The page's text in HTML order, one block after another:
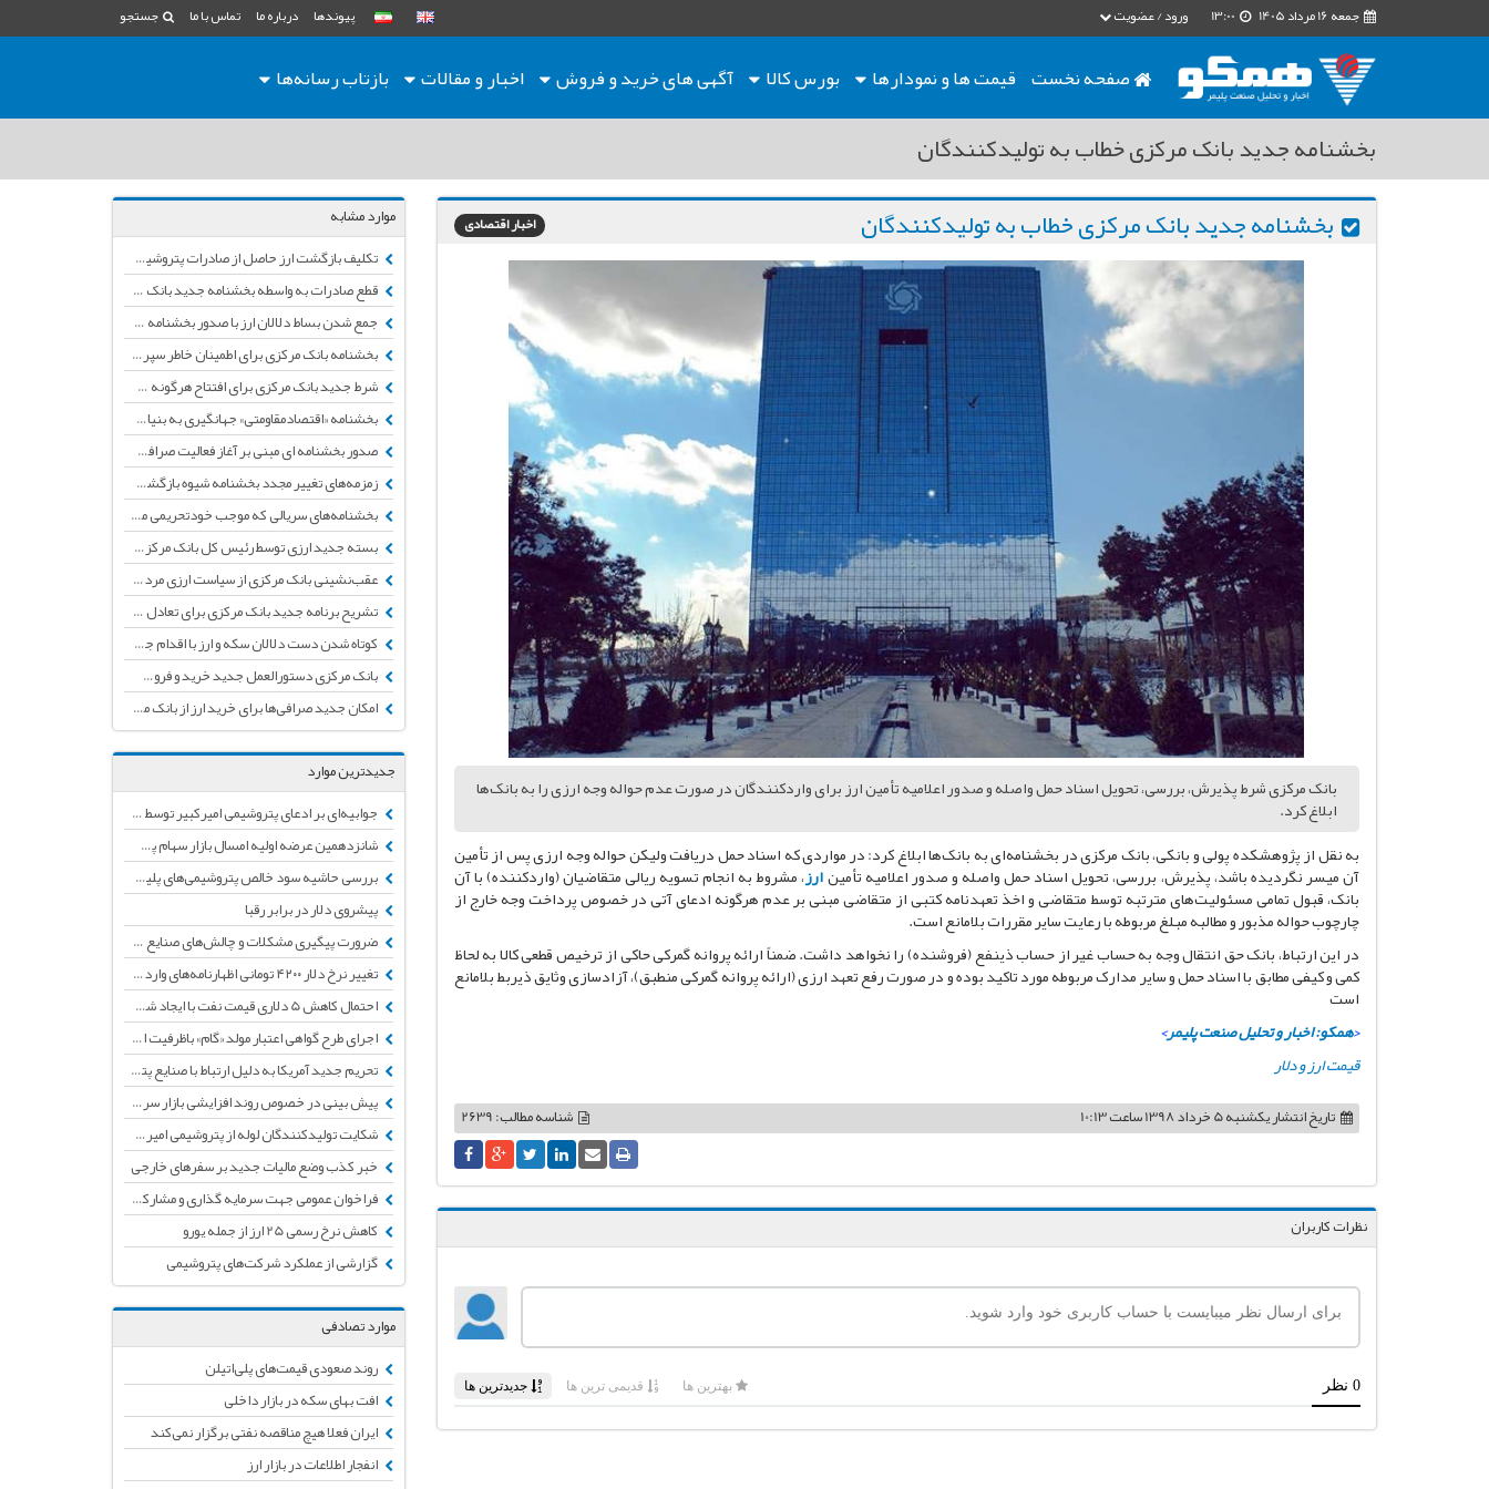
پیوندها درباره ما تماس با ما جستجو جمعه 16 مرداد 1405 ورود / عضویت
صفحه نخست قیمت هاو نمودارها بورس کالا آگهی های خرید و فروش اخبار و مقالات بازتاب رسانه‌ها
بخشنامه جدید بانک مرکزی خطاب به تولیدکنندگان
اخبار اقتصادی بخشنامه جدید بانک مرکزی خطاب به تولیدکنندگان
بانک مرکزی شرط پذیرش، بررسی، تحویل اسناد حمل واصله و صدور اعلامیه تأمین ارز برای واردکنندگان در صورت عدم حواله وجه ارزی را به بانک‌ها
ابلاغ کرد.
به نقل از پژوهشکده پولی و بانکی، بانک مرکزی در بخشنامه‌ای به بانک‌ها ابلاغ کرد: در مواردی که اسناد حمل دریافت ولیکن حواله وجه ارزی پس از تأمین
آن میسر نگردیده باشد، پذیرش، بررسی، تحویل اسناد حمل واصله و صدور اعلامیه تأمینارز، مشروط به انجام تسویه ریالی متقاضیان (واردکننده) با آن
بانک، قبول تمامی مسئولیت‌های مترتبه توسط متقاضی و اخذ تعهدنامه کتبی از متقاضی مبنی بر عدم هرگونه ادعای آتی در خصوص پرداخت وجه خارج از
چارچوب حواله مذبور و مطالبه مبلغ مربوطه با رعایت سایر مقررات بلامانع است.
در این ارتباط، بانک حق انتقال وجه به حساب غیر از حساب ذینفع (فروشنده) را نخواهد داشت. ضمناً ارائه پروانه گمرکی حاکی از ترخیص قطعی کالا به لحاظ
کمی و کیفی مطابق با اسناد حمل و سایر مدارک مربوطه مورد تاکید بوده و در صورت رفع تعهد ارزی (ارائه پروانه گمرکی منطبق)، آزادسازی وثایق ذیربط بلامانع
است
<همکو: اخبار و تحلیل صنعت پلیمر>
قیمت ارز و دلار
شناسه مطالب: 2639 تاریخ انتشاریکشنبه 5 خرداد 1398 ساعت 10:13
نظرات کاربران
موارد مشابه
تکلیف بازگشت ارز حاصل از صادرات پتروشیمی‌ها در بخشنامه‌ی جدید بانک مرکزی
قطع صادرات به واسطه بخشنامه جدید بانک مرکزی/صدای اعتراض تجار بلند شد
جمع شدن بساط دلالان ارز با صدور بخشنامه جدید بانک مرکزی
بخشنامه بانک مرکزی برای اطمینان خاطر سپرده‌گذاران ارزی
شرط جدید بانک مرکزی برای افتتاح هرگونه حساب در بانک‌ها و موسسات اعتباری
بخشنامه «اقتصادمقاومتی» جهانگیری به بنیادها و قرارگاه‌ها
صدور بخشنامه ای مبنی بر آغاز فعالیت صرافی ها در کنار سامانه نیما
زمزمه‌های تغییر مجدد بخشنامه شیوه بازگشت ارز حاصل از صادرات
بخشنامه‌های سریالی که موجب خودتحریمی می شود
بسته جدید ارزی توسط رئیس کل بانک مرکزی تشریح شد
عقب‌نشینی بانک مرکزی از سیاست ارزی مرداد با صدور ابلاغیه ای جدید
تشریح برنامه‌ جدید بانک مرکزی برای تعادل در بازار ارز
کوتاه شدن دست دلالان سکه و ارز با اقدام جدید بانک مرکزی
بانک مرکزی دستورالعمل جدید خرید و فروش ارز برای صرافی‌ها را اعلام کرد
امکان جدید صرافی‌ها برای خرید ارز از بانک مرکزی و صدور حواله برای واردکنندگان
جدیدترین موارد
جوابیه‌ای بر ادعای پتروشیمی امیرکبیر توسط انجمن تولید کنندگان لوله و اتصالات پلی‌اتیلن
شانزدهمین عرضه اولیه امسال بازار سهام پس از چند ماه توقف
بررسی حاشیه سود خالص پتروشیمی‌های پلیمرساز + جدول
پیشروی دلار در برابر رقبا
ضرورت پیگیری مشکلات و چالش‌های صنایع پایین دستی پتروشیمی
تغییر نرخ دلار ۴۲۰۰ تومانی اظهارنامه‌های وارداتی به دلار نیمایی
احتمال کاهش 5 دلاری قیمت نفت با ایجاد شوک شیوع ویروس مرگبار کرونا
اجرای طرح گواهی اعتبار مولد «گام» باظرفیت اولیه50 هزار میلیاردتومان تأمین اعتبار شد
تحریم جدید آمریکا به دلیل ارتباط با صنایع پتروشیمی ایران
پیش بینی در خصوص روند افزایشی بازار سرمایه طی ماه‌های آتی
شکایت تولیدکنندگان لوله از پتروشیمی امیرکبیر به دلیل مشکلات کیفی و نداشتن تائیدیه
خبر کذب وضع مالیات جدید بر سفرهای خارجی
فراخوان عمومی جهت سرمایه گذاری و مشارکت در طرح "متانول به پروپیلن(MTP)"
کاهش نرخ رسمی 25 ارز از جمله یورو
گزارشی از عملکرد شرکت‌های پتروشیمی
موارد تصادفی
روند صعودی قیمت‌های پلی‌اتیلن
افت بهای سکه در بازار داخلی
ایران فعلا هیچ مناقصه نفتی برگزار نمی‌کند
انفجار اطلاعات در بازار ارز